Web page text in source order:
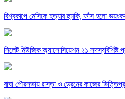
বিশ্বকাপে মেসিকে হত্যার হুমকি, ফাঁস হলো
সিলেট মিউজিক অ্যাসোসিয়েশন ২১ সদস্যবিশিষ্ট
বাঘা পৌরসভায় রাস্তা ও ড্রেনের কাজের